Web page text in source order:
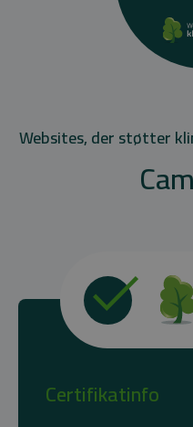
Websites, der støtter
Certifikatinfo